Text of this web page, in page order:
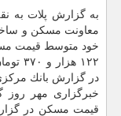
به گزارش پلات به
معاونت مسكن و
۱۲۲
در گزارش بانك مركزی، ۱۱۰ درصد اختلاف
خبرگزاری مهر روز
قیمت مسكن در